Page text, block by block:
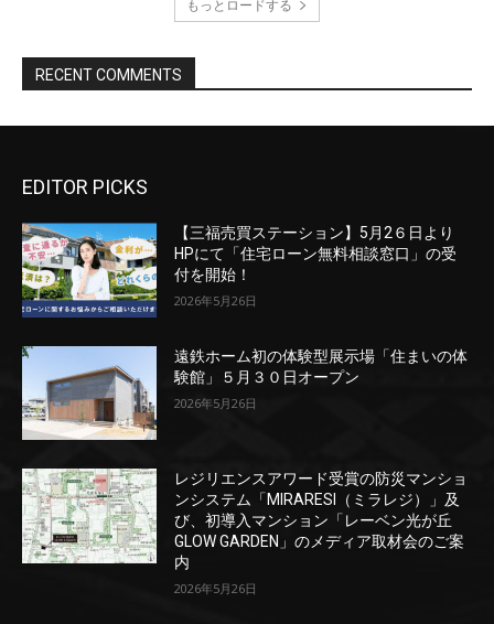
EDITOR PICKS
【三福売買ステーション】5月2６日より
HPにて「住宅ローン無料相談窓口」の受
付を開始！
2026年5月26日
遠鉄ホーム初の体験型展示場「住まいの体
験館」５月３０日オープン
2026年5月26日
レジリエンスアワード受賞の防災マンショ
ンシステム「MIRARESI（ミラレジ）」及
び、初導入マンション「レーベン光が丘
GLOW GARDEN」のメディア取材会のご案
内
2026年5月26日